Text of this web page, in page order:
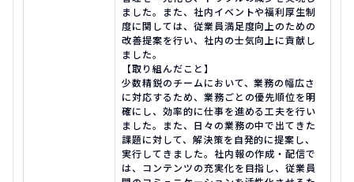
ました。また、社内イベントや福利厚生制
度に関しては、従業員満足度向上のための
改善提案を行い、社内の士気向上に貢献し
ました。
【取り組んだこと】
少数精鋭のチームにおいて、業務の幅広さ
に対応するため、業務ごとの優先順位を明
確にし、効率的に仕事を進める工夫を行い
ました。また、日々の業務の中で出てきた
課題に対して、解決策を自発的に提案し、
実行してきました。社内報の作成・配信で
は、コンテンツの充実化を目指し、従業員